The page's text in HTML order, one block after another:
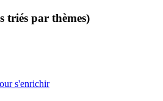
triés par thèmes)